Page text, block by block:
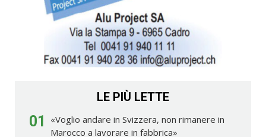
LE PIÙ LETTE
01
«Voglio andare in Svizzera, non rimanere in
Marocco a lavorare in fabbrica»